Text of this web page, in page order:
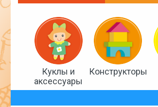
Куклы и
аксессуары
Конструкторы